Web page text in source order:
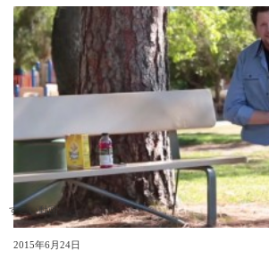
すごい動画
2015年6月24日